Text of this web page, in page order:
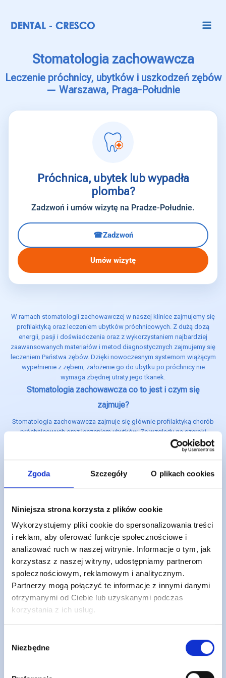
Zgoda Szczegóły O plikach cookies
Niniejsza strona korzysta z plików cookie
Wykorzystujemy pliki cookie do spersonalizowania treści
i reklam, aby oferować funkcje społecznościowe i
analizować ruch w naszej witrynie. Informacje o tym, jak
korzystasz z naszej witryny, udostępniamy partnerom
społecznościowym, reklamowym i analitycznym.
Partnerzy mogą połączyć te informacje z innymi danymi
otrzymanymi od Ciebie lub uzyskanymi podczas
korzystania z ich usług.
zgody
Niezbędne
Stomatologia zachowawcza
Leczenie próchnicy, ubytków i uszkodzeń zębów
— Warszawa, Praga-Południe
Próchnica, ubytek lub wypadła
plomba?
Zadzwoń i umów wizytę na Pradze-Południe.
☎Zadzwoń
Umów wizytę
W ramach stomatologii zachowawczej w naszej klinice zajmujemy się
profilaktyką oraz leczeniem ubytków próchnicowych. Z dużą dozą
energii, pasji i doświadczenia oraz z wykorzystaniem najbardziej
zaawansowanych materiałów i metod diagnostycznych zajmujemy się
leczeniem Państwa zębów. Dzięki nowoczesnym systemom wiążącym
wypełnienie z zębem, założenie go do ubytku po próchnicy nie
wymaga zbędnej utraty jego tkanek.
Stomatologia zachowawcza co to jest i czym się
zajmuje?
Stomatologia zachowawcza zajmuje się głównie profilaktyką chorób
próchnicowych oraz leczeniem ubytków. Ze względu na szeroki
zakres leczonych ubytków często nazywana jest też stomatologią
Zabiegi profilaktyczne polegają na zapobieganiu próchnicy i
utrzymaniu w zdrowiu jamy ustnej. Lekarz na wizycie kontrolnej
próchnicy. W ramach profilaktyki wykonuje się zabiegi takie jak
skaling, piaskowanie zębów, fluoryzacja, czy polerowanie.
W uzasadnionych przypadkach wykorzystuje się też badania
rentgenowskie. Pozwalają one na wykrycie niewidocznych gołym
okiem zmian chorobowych.
Jak widać stomatologia zachowawcza to pierwsza linia w walce o
zdrowy i piękny uśmiech.
Stomatologia zachowawcza co obejmuje?
Pod względem profilaktyki stomatologia zachowawcza obejmuje:
usuwanie problemów związanych z nadwrażliwością oraz
krwawieniem dziąseł;